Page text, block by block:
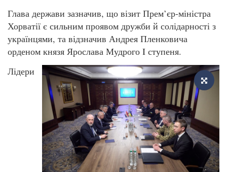
Глава держави зазначив, що візит Прем’єр-міністра
Хорватії є сильним проявом дружби й солідарності з
українцями, та відзначив Андрея Пленковича
орденом князя Ярослава Мудрого I ступеня.
Лідери